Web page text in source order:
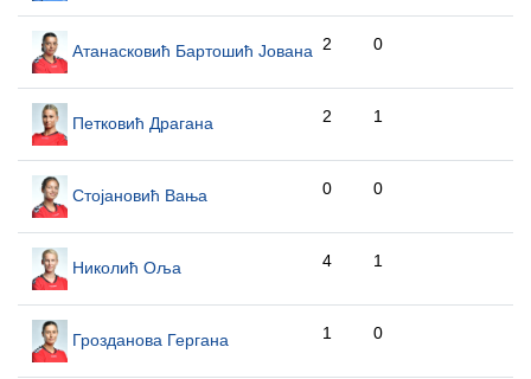
Атанасковић Бартошић Јована 2 0
Петковић Драгана 2 1
Стојановић Вања 0 0
Николић Оља 4 1
Грозданова Гергана 1 0